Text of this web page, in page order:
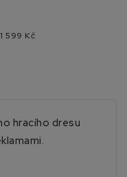
1 599 Kč
hracího dresu